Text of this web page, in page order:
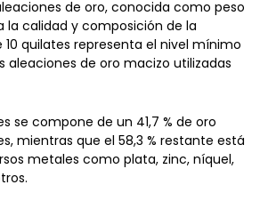
la calidad y composición de la
10 quilates representa el nivel mínimo
aleaciones de oro macizo utilizadas
mientras que el 58,3 % restante está
metales como plata, zinc, níquel,